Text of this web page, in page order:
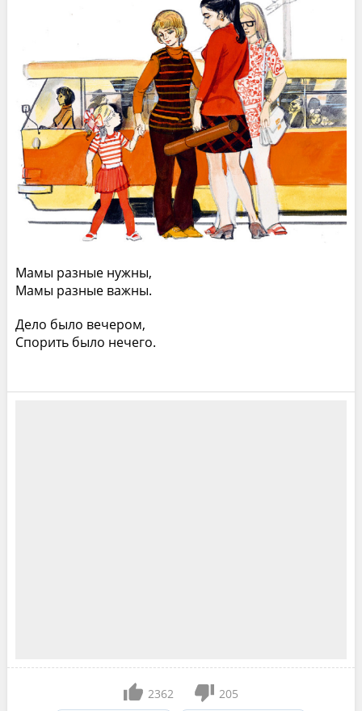
Мамы разные нужны,
Мамы разные важны.
Дело было вечером,
Спорить было нечего.
2362
205